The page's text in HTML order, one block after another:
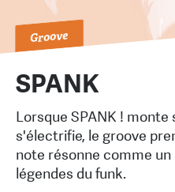
Groove
SPANK
Lorsque SPANK !
s'électrifie, le groove
note résonne comme
légendes du funk.